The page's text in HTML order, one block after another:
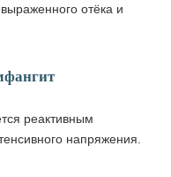
отёка и
реактивным
напряжения.